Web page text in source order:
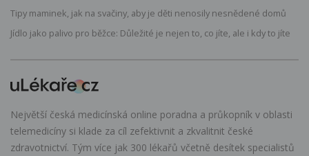
Tipy maminek, jak na svačiny, aby je děti nenosily nesnědené domů
Jídlo jako palivo pro běžce: Důležité je nejen to, co jíte, ale i kdy to jíte
Největší česká medicínská online poradna a průkopník v oblasti
telemedicíny si klade za cíl zefektivnit a zkvalitnit české
zdravotnictví. Tým více jak 300 lékařů včetně desítek specialistů